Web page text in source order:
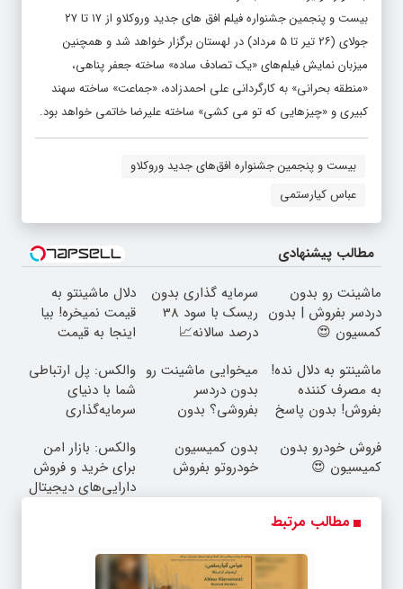
بیست و پنجمین جشنواره فیلم افق های جدید وروکلاو از ۱۷ تا ۲۷
جولای (۲۶ تیر تا ۵ مرداد) در لهستان برگزار خواهد شد و همچنین
میزبان نمایش فیلم‌های «یک تصادف ساده» ساخته جعفر پناهی،
«منطقه بحرانی» به کارگردانی علی احمدزاده، «جماعت» ساخته سهند
کبیری و «چیزهایی که تو می کشی» ساخته علیرضا خاتمی خواهد بود.
بیست و پنجمین جشنواره افق‌های جدید وروکلاو
عباس کیارستمی
مطالب پیشنهادی
ماشینت رو بدون
دردسر بفروش | بدون
کمسیون 😍
سرمایه گذاری بدون
ریسک با سود 38
درصد سالانه📈
دلال ماشینتو به
قیمت نمیخره! بیا
اینجا به قیمت
واقعی*
ماشینتو به دلال نده!
به مصرف کننده
بفروش! بدون پاسخ
میخوایی ماشینت رو
بدون دردسر
بفروشی؟ بدون
والکس: پل ارتباطی
شما با دنیای
سرمایه‌گذاری
فروش خودرو بدون
کمیسیون 😍
بدون کمیسیون
خودروتو بفروش
والکس: بازار امن
برای خرید و فروش
دارایی‌های دیجیتال
مطالب مرتبط